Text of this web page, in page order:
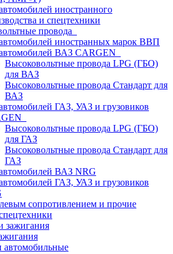
иностранного
и спецтехники
провода
иностранных марок ВВП
ВАЗ CARGEN
Высоковольтные провода LPG (ГБО)
для ВАЗ
Высоковольтные провода Стандарт для
ВАЗ
ГАЗ, УАЗ и грузовиков
Высоковольтные провода LPG (ГБО)
для ГАЗ
Высоковольтные провода Стандарт для
ГАЗ
ВАЗ NRG
ГАЗ, УАЗ и грузовиков
сопротивлением и прочие
зажигания
автомобильные